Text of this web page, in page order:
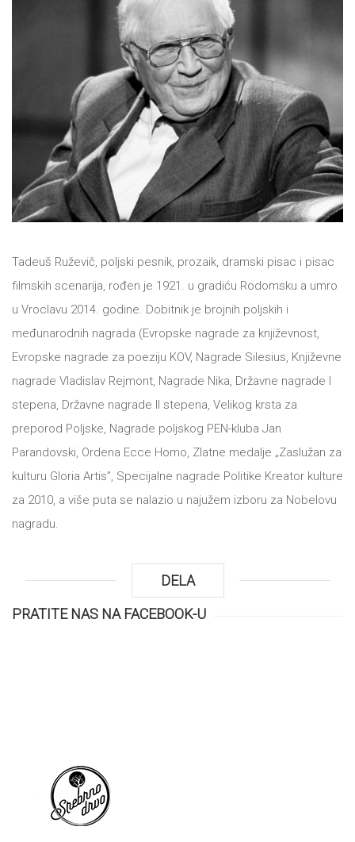
KONTAKT
Tadeuš Ruževič, poljski pesnik, prozaik, dramski pisac i pisac
filmskih scenarija, rođen je 1921. u gradiću Rodomsku a umro
u Vroclavu 2014. godine. Dobitnik je brojnih poljskih i
međunarodnih nagrada (Evropske nagrade za književnost,
Evropske nagrade za poeziju KOV, Nagrade Silesius, Književne
nagrade Vladislav Rejmont, Nagrade Nika, Državne nagrade I
stepena, Državne nagrade II stepena, Velikog krsta za
preporod Poljske, Nagrade poljskog PEN-kluba Jan
Parandovski, Ordena Ecce Homo, Zlatne medalje „Zaslužan za
kulturu Gloria Artis”, Specijalne nagrade Politike Kreator kulture
za 2010, a više puta se nalazio u najužem izboru za Nobelovu
nagradu.
DELA
PRATITE NAS NA FACEBOOK-U